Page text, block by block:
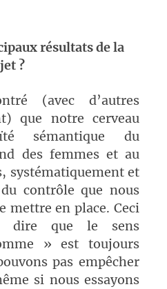
résultats de la
?
(avec d’autres
que notre cerveau
sémantique du
des femmes et au
systématiquement et
contrôle que nous
mettre en place. Ceci
dire que le sens
» est toujours
pas empêcher
si nous essayons